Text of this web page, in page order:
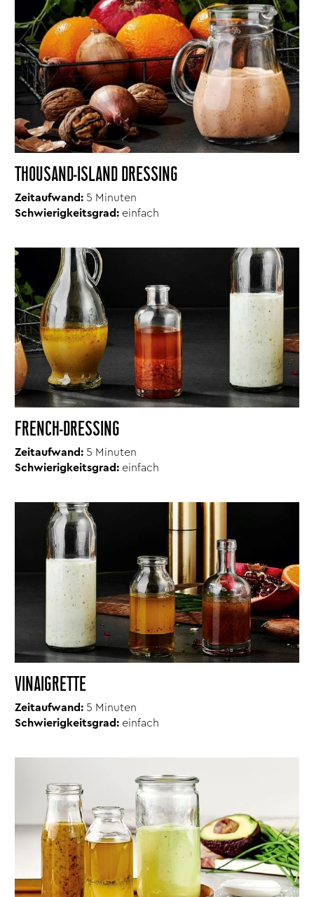
THOUSAND-ISLAND DRESSING
Zeitaufwand: 5 Minuten
Schwierigkeitsgrad: einfach
FRENCH-DRESSING
Zeitaufwand: 5 Minuten
Schwierigkeitsgrad: einfach
VINAIGRETTE
Zeitaufwand: 5 Minuten
Schwierigkeitsgrad: einfach